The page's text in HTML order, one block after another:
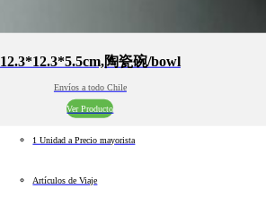
12.3*12.3*5.5cm,陶瓷碗/bowl
Envíos a todo Chile
Ver Producto
1 Unidad a Precio mayorista
Artículos de Viaje